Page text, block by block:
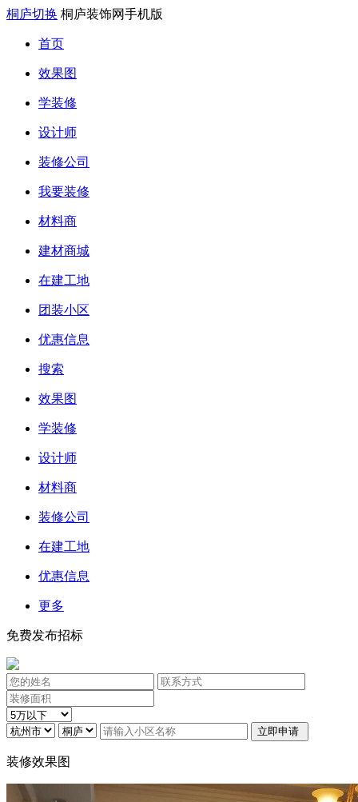
桐庐切换 桐庐装饰网手机版
首页
效果图
学装修
设计师
装修公司
我要装修
材料商
建材商城
在建工地
团装小区
优惠信息
搜索
效果图
学装修
设计师
材料商
装修公司
在建工地
优惠信息
更多
免费发布招标
装修效果图